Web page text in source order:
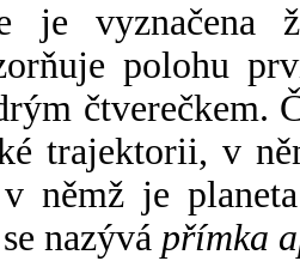
je vyznačena
polohu
čtverečkem.
trajektorii, v
němž je
nazývá přímka